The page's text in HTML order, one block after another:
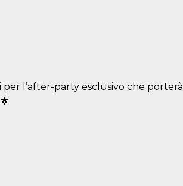
per l’after-party esclusivo che porterà